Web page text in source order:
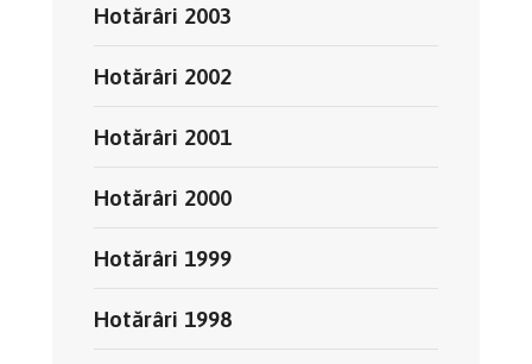
Hotărâri 2003
Hotărâri 2002
Hotărâri 2001
Hotărâri 2000
Hotărâri 1999
Hotărâri 1998